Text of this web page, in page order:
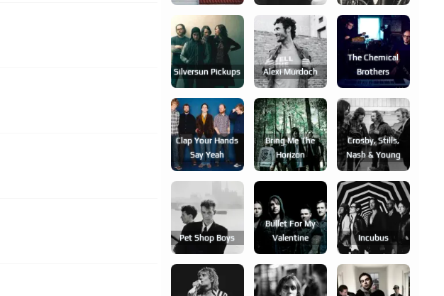
Silversun Pickups Alexi Murdoch
The Chemical
Brothers
Clap Your Hands
Say Yeah
Bring Me The
Horizon
Crosby, Stills,
Nash & Young
Pet Shop Boys
Bullet For My
Valentine
Incubus